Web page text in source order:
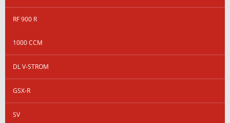
RF 900 R
1000 CCM
DL V-STROM
GSX-R
SV